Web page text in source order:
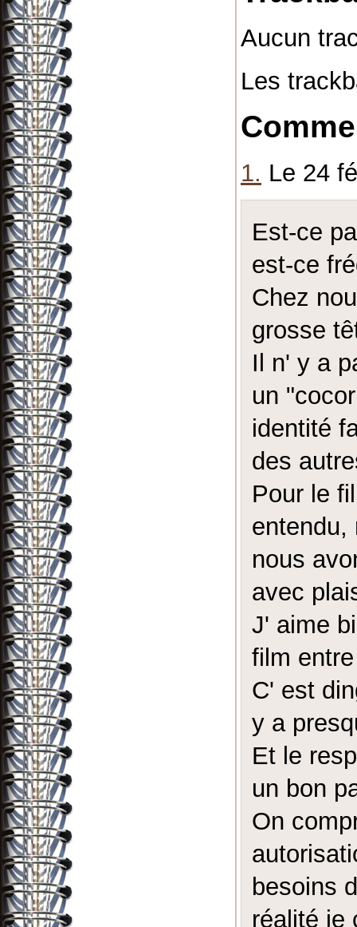
Aucun
Les
1. Le 24
Est-ce
est-ce
Chez
grosse
Il n' y a
un
identité
des
Pour le
entendu,
nous
avec
J' aime
film
C' est
y a
Et le
un bon
On
besoins
réalité je